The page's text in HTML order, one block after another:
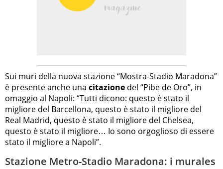
Sui muri della nuova stazione “Mostra-Stadio Maradona”
è presente anche una citazione del “Pibe de Oro”, in
omaggio al Napoli: “Tutti dicono: questo è stato il
migliore del Barcellona, questo è stato il migliore del
Real Madrid, questo è stato il migliore del Chelsea,
questo è stato il migliore… Io sono orgoglioso di essere
stato il migliore a Napoli”.
Stazione Metro-Stadio Maradona: i murales